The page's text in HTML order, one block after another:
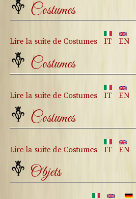
Costumes
Lire la suite de Costumes IT EN
Costumes
Lire la suite de Costumes IT EN
Costumes
Lire la suite de Costumes IT EN
Objets